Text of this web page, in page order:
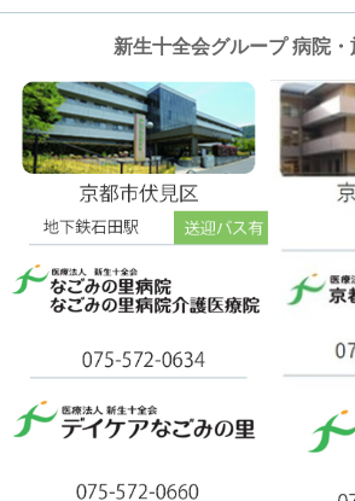
新生十全会グループ 病院